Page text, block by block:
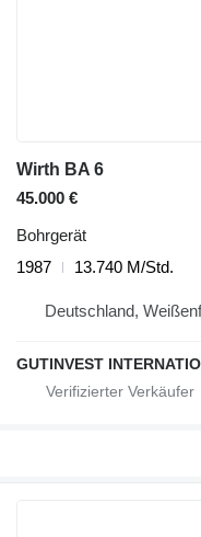
Wirth BA 6
45.000 €
Bohrgerät
1987
13.740 M/Std.
Deutschland,
GUTINVEST